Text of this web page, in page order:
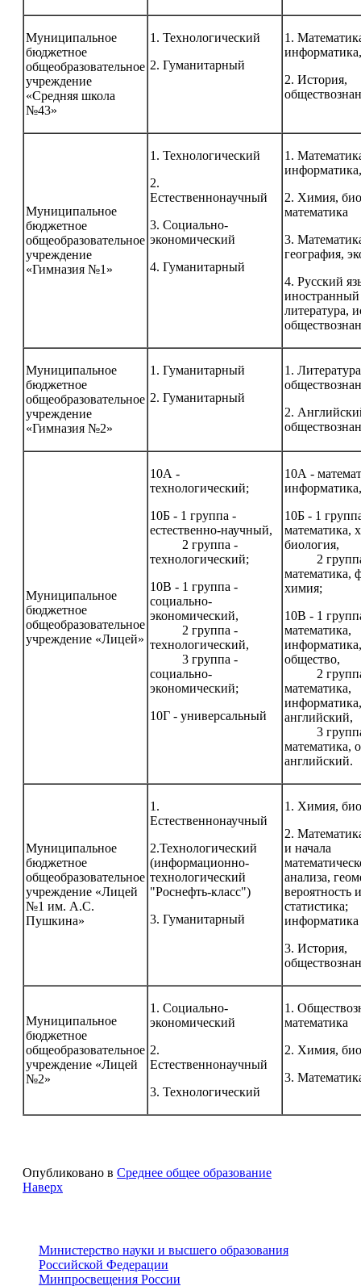
Муниципальное
бюджетное
общеобразовательное
учреждение
«Средняя школа
№43»
1. Технологический
2. Гуманитарный
1.
2. История,
Муниципальное
бюджетное
общеобразовательное
учреждение
«Гимназия №1»
1. Технологический
2.
Естественнонаучный
3. Социально-
экономический
4. Гуманитарный
1.
2. Химия,
математика
3.
география,
4. Русский
иностранный
литература,
Муниципальное
бюджетное
общеобразовательное
учреждение
«Гимназия №2»
1. Гуманитарный
2. Гуманитарный
1.
2.
Муниципальное
бюджетное
общеобразовательное
учреждение «Лицей»
10А -
технологический;
10Б - 1 группа -
естественно-научный,
2 группа -
технологический;
10В - 1 группа -
социально-
экономический,
2 группа -
технологический,
3 группа -
социально-
экономический;
10Г - универсальный
10А -
10Б - 1
математика,
биология,
2
математика,
химия;
10В - 1
математика,
информатика,
общество,
2
математика,
информатика,
английский,
3
математика,
английский.
Муниципальное
бюджетное
общеобразовательное
учреждение «Лицей
№1 им. А.С.
Пушкина»
1.
Естественнонаучный
2.Технологический
(информационно-
технологический
"Роснефть-класс")
3. Гуманитарный
1. Химия,
2.
и начала
анализа,
вероятность и
статистика;
информатика
3. История,
Муниципальное
бюджетное
общеобразовательное
учреждение «Лицей
№2»
1. Социально-
экономический
2.
Естественнонаучный
3. Технологический
1.
математика
2. Химия,
3.
Опубликовано в Среднее общее образованиe
Наверх
Министерство науки и высшего образования
Российской Федерации
Минпросвещения России